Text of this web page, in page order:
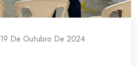
19 De Outubro De 2024